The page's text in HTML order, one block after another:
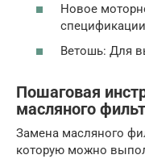
Новое
Ветошь: Для
Пошаговая
масляного
Замена масляного
которую можно